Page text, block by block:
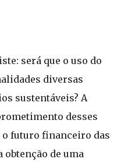
será que o uso do
diversas
sustentáveis? A
desses
futuro financeiro das
de uma